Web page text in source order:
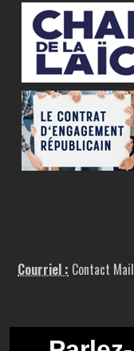
Courriel : Contact Mail